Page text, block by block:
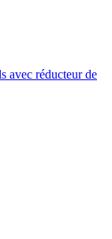
avec réducteur de